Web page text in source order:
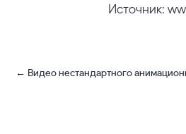
Источник:
← Видео нестандартного